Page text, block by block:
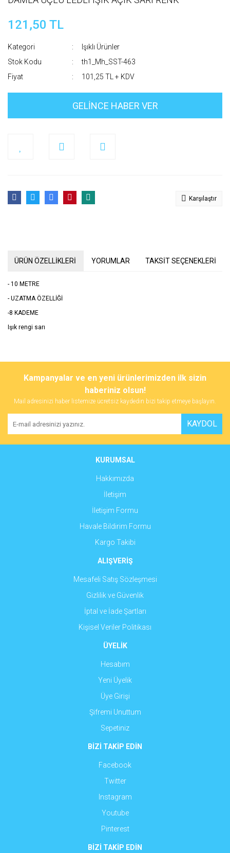
121,50 TL
Kategori
Işıklı Ürünler
Stok Kodu
th1_Mh_SST-463
Fiyat
101,25 TL + KDV
GELİNCE HABER VER
Karşılaştır
ÜRÜN ÖZELLİKLERİ YORUMLAR TAKSİT SEÇENEKLERİ
- 10 METRE
- UZATMA ÖZELLİĞİ
-8 KADEME
Işık rengi sarı
Bu ürüne ilk yorumu siz yapın!
Yorum Yaz
tarafımıza iletebilirsiniz.
Görüş ve önerileriniz için teşekkür ederiz.
Ürün resmi kalitesiz, bozuk veya görüntülenemiyor.
Ürün açıklamasında eksik bilgiler bulunuyor.
Ürün fiyatı diğer sitelerden daha pahalı.
Gönder
Kampanyalar ve en yeni ürünlerimizden ilk sizin
haberiniz olsun!
Mail adresinizi haber listemize ücretsiz kaydedin bizi takip etmeye başlayın.
KAYDOL
KURUMSAL
Hakkımızda
İletişim
İletişim Formu
Havale Bildirim Formu
Kargo Takibi
ALIŞVERİŞ
Mesafeli Satış Sözleşmesi
Gizlilik ve Güvenlik
İptal ve İade Şartları
Kişisel Veriler Politikası
ÜYELİK
Hesabım
Yeni Üyelik
Üye Girişi
Şifremi Unuttum
Sepetiniz
BİZİ TAKİP EDİN
Facebook
Twitter
Instagram
Youtube
Pinterest
BİZİ TAKİP EDİN